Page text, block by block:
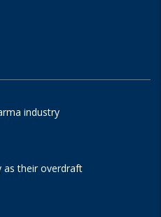
industry
as their overdraft